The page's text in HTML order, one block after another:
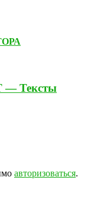
— Тексты
авторизоваться.